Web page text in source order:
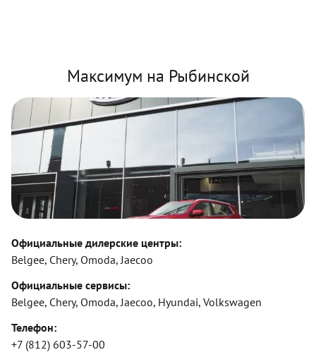
Максимум на Рыбинской
Официальные дилерские центры:
Belgee, Chery, Omoda, Jaecoo
Официальные сервисы:
Belgee, Chery, Omoda, Jaecoo, Hyundai, Volkswagen
Телефон:
+7 (812) 603-57-00